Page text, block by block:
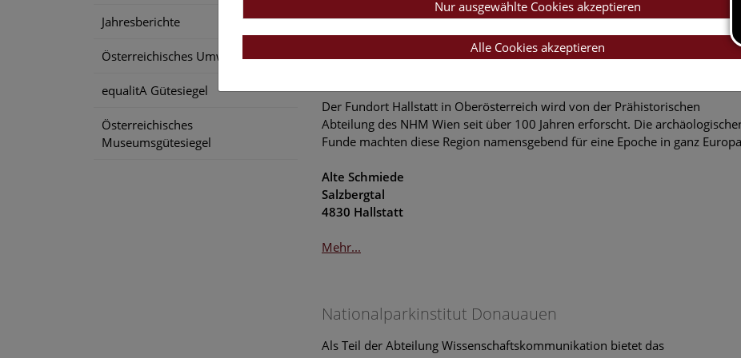
Jahresberichte
Österreichisches Umweltzeichen
equalitA Gütesiegel
Österreichisches
Museumsgütesiegel
Der Fundort Hallstatt in Oberösterreich wird von der Prähistorischen
Abteilung des NHM Wien seit über 100 Jahren erforscht. Die
Funde machten diese Region namensgebend für eine Epoche in ganz
Alte Schmiede
Salzbergtal
4830 Hallstatt
Mehr...
Nationalparkinstitut Donauauen
Als Teil der Abteilung Wissenschaftskommunikation bietet das
Nur ausgewählte Cookies akzeptieren
Alle Cookies akzeptieren